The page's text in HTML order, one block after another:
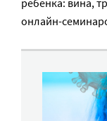
ребенка: вина,
онлайн-